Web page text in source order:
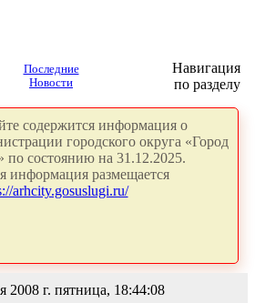
Последние
Новости
Навигация
по разделу
содержится информация о
городского округа «Город
по состоянию на 31.12.2025.
информация размещается
arhcity.gosuslugi.ru/
2008 г. пятница, 18:44:08